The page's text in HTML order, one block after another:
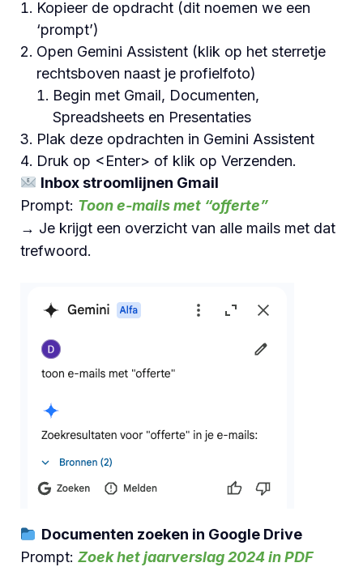
Kopieer de opdracht (dit noemen we een
‘prompt’)
Open Gemini Assistent (klik op het sterretje
rechtsboven naast je profielfoto)
Begin met Gmail, Documenten,
Spreadsheets en Presentaties
Plak deze opdrachten in Gemini Assistent
Druk op <Enter> of klik op Verzenden.
Inbox stroomlijnen Gmail
Prompt: Toon e-mails met “offerte”
→ Je krijgt een overzicht van alle mails met dat
trefwoord.
Documenten zoeken in Google Drive
Prompt: Zoek het jaarverslag 2024 in PDF